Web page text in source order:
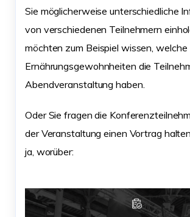
Sie möglicherweise unterschiedliche
von verschiedenen Teilnehmern
möchten zum Beispiel wissen, welche
Ernährungsgewohnheiten die
Abendveranstaltung haben.
Oder Sie fragen die
der Veranstaltung einen Vortrag
ja, worüber: